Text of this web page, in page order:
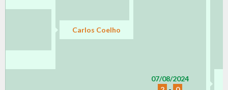
07/08/2024
Carlos Coelho